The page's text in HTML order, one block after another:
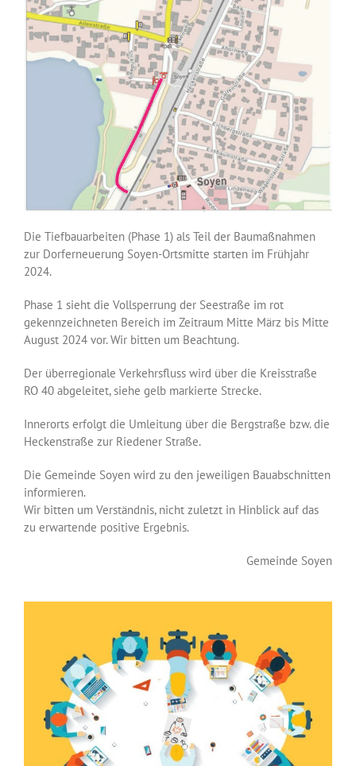
Die Tiefbauarbeiten (Phase 1) als Teil der Baumaßnahmen
zur Dorferneuerung Soyen-Ortsmitte starten im Frühjahr
2024.
Phase 1 sieht die Vollsperrung der Seestraße im rot
gekennzeichneten Bereich im Zeitraum Mitte März bis Mitte
August 2024 vor. Wir bitten um Beachtung.
Der überregionale Verkehrsfluss wird über die Kreisstraße
RO 40 abgeleitet, siehe gelb markierte Strecke.
Innerorts erfolgt die Umleitung über die Bergstraße bzw. die
Heckenstraße zur Riedener Straße.
Die Gemeinde Soyen wird zu den jeweiligen Bauabschnitten
informieren.
Wir bitten um Verständnis, nicht zuletzt in Hinblick auf das
zu erwartende positive Ergebnis.
Gemeinde Soyen